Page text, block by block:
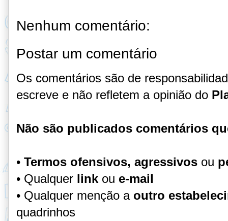
Nenhum comentário:
Postar um comentário
Os comentários são de
escreve e não refletem a opinião do
Não são publicados comentários
• Termos ofensivos, agressivos ou
• Qualquer link ou e-mail
• Qualquer menção a outro
quadrinhos